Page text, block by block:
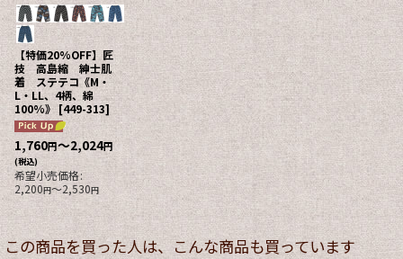
【特価20%OFF】匠
技 高島縮 紳士肌
着 ステテコ《M・
L・LL、4柄、綿
100%》 [449-313]
1,760円～2,024円
(税込)
希望小売価格:
2,200円～2,530円
この商品を買った人は、こんな商品も買っています